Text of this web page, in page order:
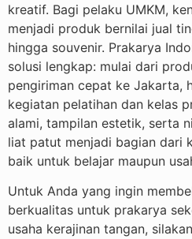
kreatif. Bagi pelaku UMKM,
menjadi produk bernilai jual
hingga souvenir. Prakarya
solusi lengkap: mulai dari
pengiriman cepat ke Jakarta,
kegiatan pelatihan dan kelas
alami, tampilan estetik, serta
liat patut menjadi bagian dari
baik untuk belajar maupun
Untuk Anda yang ingin
berkualitas untuk prakarya
usaha kerajinan tangan,